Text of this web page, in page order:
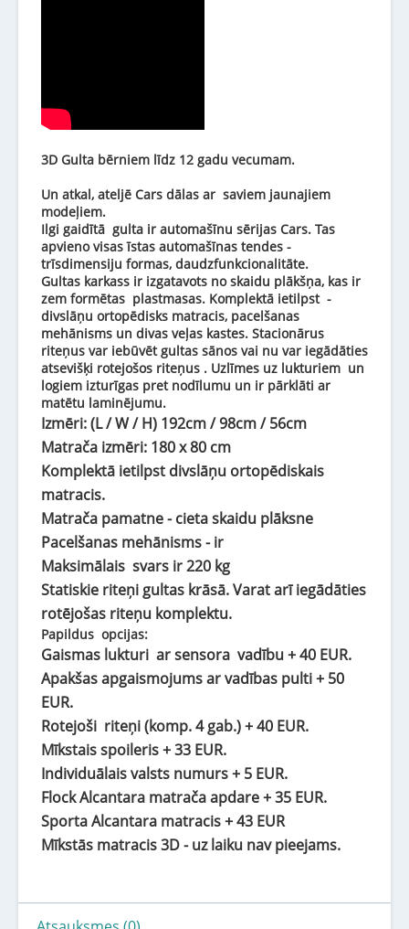
3D Gulta bērniem līdz 12 gadu vecumam.
Un atkal, ateljē Cars dālas ar saviem jaunajiem
modeļiem.
Ilgi gaidītā gulta ir automašīnu sērijas Cars. Tas
apvieno visas īstas automašīnas tendes -
trīsdimensiju formas, daudzfunkcionalitāte.
Gultas karkass ir izgatavots no skaidu plākšņa, kas ir
zem formētas plastmasas. Komplektā ietilpst -
divslāņu ortopēdisks matracis, pacelšanas
mehānisms un divas veļas kastes. Stacionārus
riteņus var iebūvēt gultas sānos vai nu var iegādāties
atsevišķi rotejošos riteņus . Uzlīmes uz lukturiem un
logiem izturīgas pret nodīlumu un ir pārklāti ar
matētu laminējumu.
Izmēri: (L / W / H) 192cm / 98cm / 56cm
Matrača izmēri: 180 x 80 cm
Komplektā ietilpst divslāņu ortopēdiskais
matracis.
Matrača pamatne - cieta skaidu plāksne
Pacelšanas mehānisms - ir
Maksimālais svars ir 220 kg
Statiskie riteņi gultas krāsā. Varat arī iegādāties
rotējošas riteņu komplektu.
Papildus opcijas:
Gaismas lukturi ar sensora vadību + 40 EUR.
Apakšas apgaismojums ar vadības pulti + 50
EUR.
Rotejoši riteņi (komp. 4 gab.) + 40 EUR.
Mīkstais spoileris + 33 EUR.
Individuālais valsts numurs + 5 EUR.
Flock Alcantara matrača apdare + 35 EUR.
Sporta Alcantara matracis + 43 EUR
Mīkstās matracis 3D - uz laiku nav pieejams.